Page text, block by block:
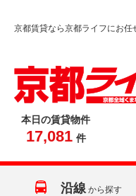
京都賃貸なら京都ライフにお
本日の賃貸物件
17,081 件
沿線 から探す